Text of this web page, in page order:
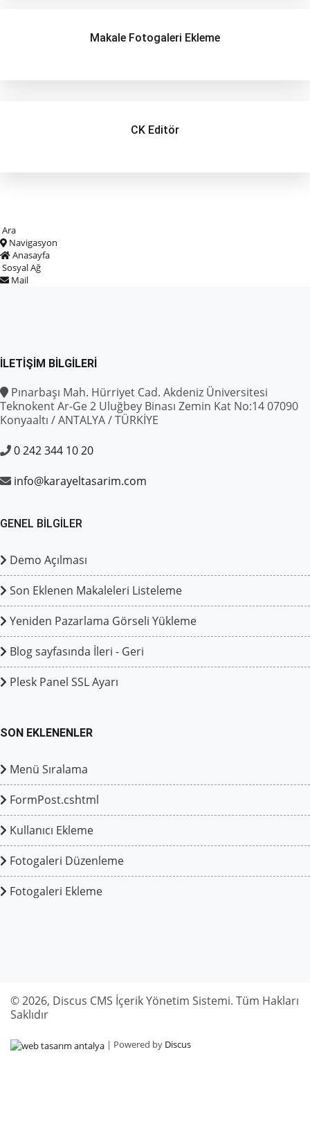
Makale Fotogaleri Ekleme
CK Editör
Ara
Navigasyon
Anasayfa
Sosyal Ağ
Mail
İLETIŞIM BILGILERI
Pınarbaşı Mah. Hürriyet Cad. Akdeniz Üniversitesi
Teknokent Ar-Ge 2 Uluğbey Binası Zemin Kat No:14 07090
Konyaaltı / ANTALYA / TÜRKİYE
0 242 344 10 20
info@karayeltasarim.com
GENEL BILGILER
Demo Açılması
Son Eklenen Makaleleri Listeleme
Yeniden Pazarlama Görseli Yükleme
Blog sayfasında İleri - Geri
Plesk Panel SSL Ayarı
SON EKLENENLER
Menü Sıralama
FormPost.cshtml
Kullanıcı Ekleme
Fotogaleri Düzenleme
Fotogaleri Ekleme
© 2026, Discus CMS İçerik Yönetim Sistemi. Tüm Hakları
Saklıdır
| Powered by Discus